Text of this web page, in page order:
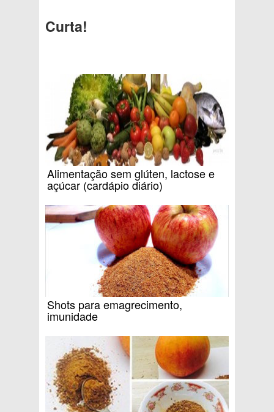
Curta!
Alimentação sem glúten, lactose e
açúcar (cardápio diário)
Shots para emagrecimento,
imunidade